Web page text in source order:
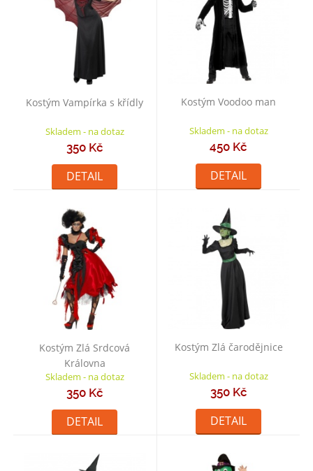
Kostým Vampírka s křídly
Skladem - na dotaz
350 Kč
DETAIL
Kostým Voodoo man
Skladem - na dotaz
450 Kč
DETAIL
Kostým Zlá Srdcová
Královna
Skladem - na dotaz
350 Kč
DETAIL
Kostým Zlá čarodějnice
Skladem - na dotaz
350 Kč
DETAIL